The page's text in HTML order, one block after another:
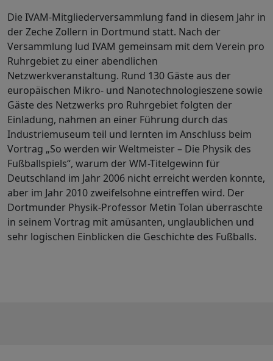
Die IVAM-Mitgliederversammlung fand in diesem Jahr in
der Zeche Zollern in Dortmund statt. Nach der
Versammlung lud IVAM gemeinsam mit dem Verein pro
Ruhrgebiet zu einer abendlichen
Netzwerkveranstaltung. Rund 130 Gäste aus der
europäischen Mikro- und Nanotechnologieszene sowie
Gäste des Netzwerks pro Ruhrgebiet folgten der
Einladung, nahmen an einer Führung durch das
Industriemuseum teil und lernten im Anschluss beim
Vortrag „So werden wir Weltmeister – Die Physik des
Fußballspiels“, warum der WM-Titelgewinn für
Deutschland im Jahr 2006 nicht erreicht werden konnte,
aber im Jahr 2010 zweifelsohne eintreffen wird. Der
Dortmunder Physik-Professor Metin Tolan überraschte
in seinem Vortrag mit amüsanten, unglaublichen und
sehr logischen Einblicken die Geschichte des Fußballs.